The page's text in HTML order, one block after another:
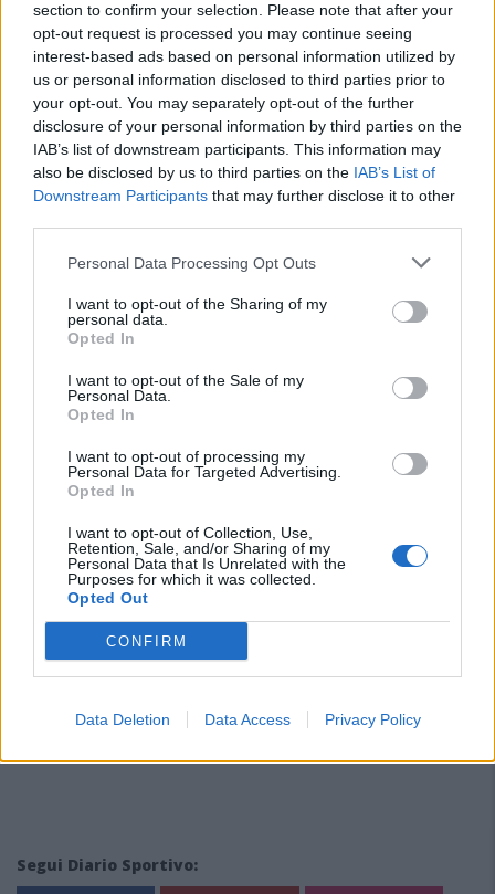
section to confirm your selection. Please note that after your
opt-out request is processed you may continue seeing
interest-based ads based on personal information utilized by
us or personal information disclosed to third parties prior to
your opt-out. You may separately opt-out of the further
disclosure of your personal information by third parties on the
IAB’s list of downstream participants. This information may
also be disclosed by us to third parties on the IAB’s List of
Downstream Participants that may further disclose it to other
Personal Data Processing Opt Outs
I want to opt-out of the Sharing of my
personal data.
Opted In
I want to opt-out of the Sale of my
Personal Data.
Opted In
I want to opt-out of processing my
Personal Data for Targeted Advertising.
Opted In
I want to opt-out of Collection, Use,
Retention, Sale, and/or Sharing of my
Personal Data that Is Unrelated with the
Purposes for which it was collected.
Opted Out
CONFIRM
Data Deletion Data Access Privacy Policy
7 Ago 2026
Latte Dolce, Fresu sul girone: «Se la
giocheranno Torres e Albalonga, noi non
siamo in prima fascia come in passato»
8 Set 2021
Gran colpo dell'Ossese, per la difesa c'è l'ex
Torres Riccardo Idda
Il Monastir 1983 si trasforma da Associazione
Sportiva in Srl
7 Ago 2026
Per Carbonia e Olbia si apre lo spiraglio di
ripartire dalla Seconda
Segui Diario Sportivo: